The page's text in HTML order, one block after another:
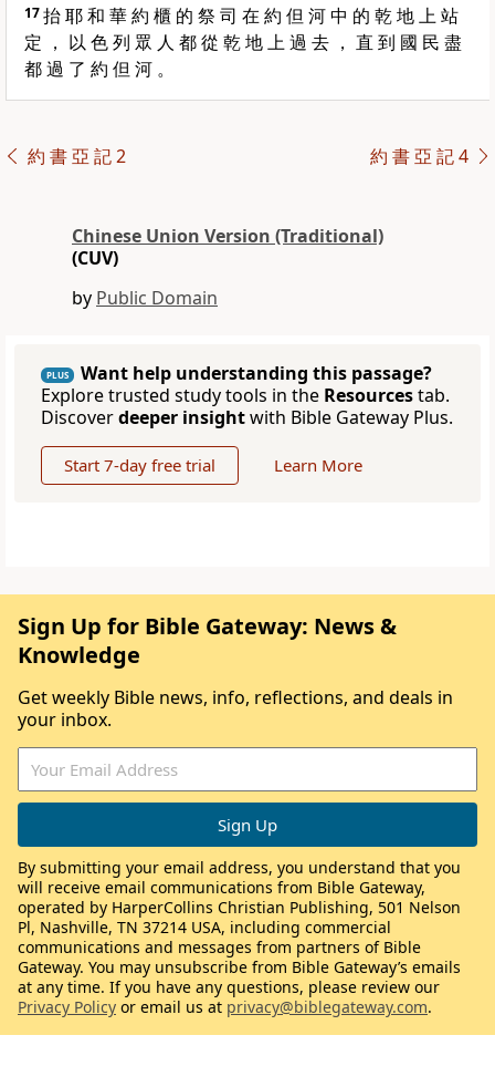
17抬 耶 和 華 約 櫃 的 祭 司 在 約 但 河 中 的 乾 地 上 站
定 ， 以 色 列 眾 人 都 從 乾 地 上 過 去 ， 直 到 國 民 盡
都 過 了 約 但 河 。
約 書 亞 記 2 約 書 亞 記 4
Chinese Union Version (Traditional)
(CUV)
by Public Domain
PLUS
Want help understanding this passage?
Explore trusted study tools in the Resourcestab.
Discoverdeeper insightwith Bible Gateway Plus.
Start 7-day free trial Learn More
Sign Up for Bible Gateway: News &
Knowledge
Get weekly Bible news, info, reflections, and deals in
your inbox.
By submitting your email address, you understand that you
will receive email communications from Bible Gateway,
operated by HarperCollins Christian Publishing, 501 Nelson
Pl, Nashville, TN 37214 USA, including commercial
communications and messages from partners of Bible
Gateway. You may unsubscribe from Bible Gateway’s emails
at any time. If you have any questions, please review our
Privacy Policy or email us at privacy@biblegateway.com.